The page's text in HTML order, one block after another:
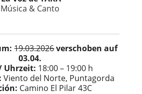
Música & Canto
19.03.2026verschoben auf
03.04.
Uhrzeit: 18:00 – 19:00 h
Viento del Norte, Puntagorda
Camino El Pilar 43C